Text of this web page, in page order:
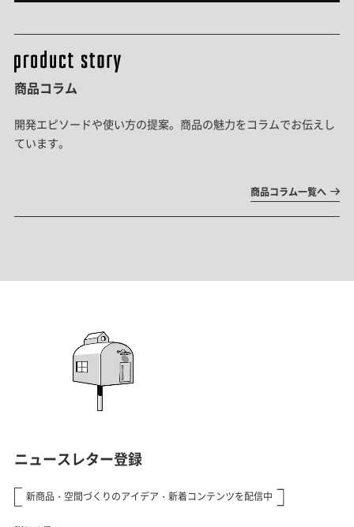
商品コラム
開発エピソードや使い方の提案。商品の魅力をコラムでお伝えし
ています。
商品コラム一覧へ